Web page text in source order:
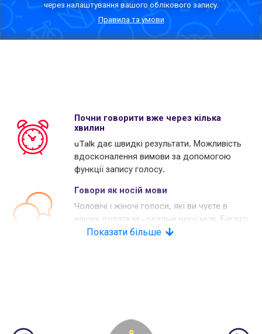
через налаштування вашого облікового запису.
Правила та умови
Почни говорити вже через кілька
хвилин
uTalk дає швидкі результати. Можливість
вдосконалення вимови за допомогою
функції запису голосу.
Говори як носій мови
Чоловічі і жіночі голоси, які ви чуєте в
наших додатках - реальні носії мов. Багато
наших конкурентів використовують
Показати більше